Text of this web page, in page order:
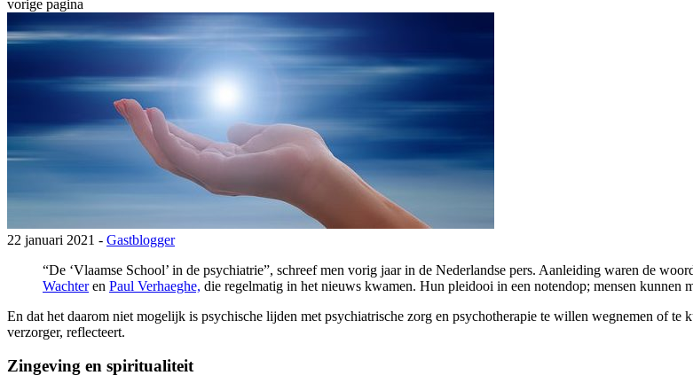
vorige pagina
22 januari 2021 - Gastblogger
“De ‘Vlaamse School’ in de psychiatrie”, schreef men vorig jaar in de Nederlandse pers. Aanleiding waren de
Wachteren Paul Verhaeghe, die regelmatig in het nieuws kwamen. Hun pleidooi in een notendop; mensen kunnen
En dat het daarom niet mogelijk is psychische lijden met psychiatrische zorg en psychotherapie te willen wegnemen of
verzorger, reflecteert.
Zingeving en spiritualiteit